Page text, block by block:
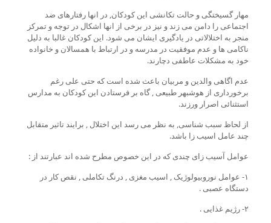
مهار گسیختگی و حالت تکانشی این کودکان, در انها رفتارهای ضد
اجتماعی را دامن می زند و نیز در برخی از انها اشکال در توجه و تمرکز
منجر به اختلالاتی در یادگیری ایشان می شود. این کودکان غالبا به دلیل
ناکامی ها و عدم موفقیت در مدرسه و در ارتباط با همسالان و خانواده
خود به مشکلات عاطفی دچارند.
عدم اگاهی والدین و مربیان باعث شده است که حتی علی رغم
برخورداری از هوشبهر طبیعی , گاه بر فرستادن این کودکان به مدارس
استثنائی اصرار ورزند.
از لحاظ سبب شناسی, به نظر می رسد این اختلال , برایند تاثیر متقابل
چند عامل اسیب زا باشد.
عوامل آسیب زای چندی که در این خصوص مطرح شده اند عبارتند از :
۱- عوامل نوروبیولوژیک , اسیب مغزی , درنگ تکاملی , نقص کار در
دستگاه عصبی .
۲- رژیم غذایی .